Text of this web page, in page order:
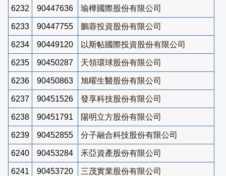
6232 90447636 瑜樺國際股份有限公司
6233 90447755 鵬蓉投資股份有限公司
6234 90449120 以斯帖國際投資股份有限公司
6235 90450287 天領環球股份有限公司
6236 90450863 旭曜生醫股份有限公司
6237 90451526 發享科技股份有限公司
6238 90451791 陽明立方股份有限公司
6239 90452855 分子融合科技股份有限公司
6240 90453284 禾亞資產股份有限公司
6241 90453720 三茂實業股份有限公司